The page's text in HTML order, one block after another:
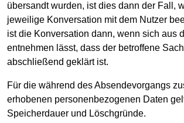
übersandt wurden, ist dies dann der Fall,
jeweilige Konversation mit dem Nutzer
ist die Konversation dann, wenn sich aus
entnehmen lässt, dass der betroffene
abschließend geklärt ist.
Für die während des Absendevorgangs
erhobenen personenbezogenen Daten
Speicherdauer und Löschgründe.